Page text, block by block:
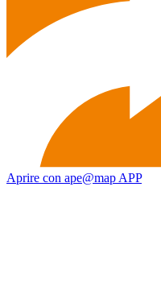
Aprire con ape@map APP